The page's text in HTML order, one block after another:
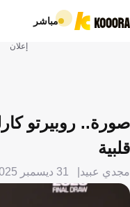
مباشر
إعلان
صورة.. روبيرتو
قلبية
مجدي عبيد 31 ديسمبر 2025